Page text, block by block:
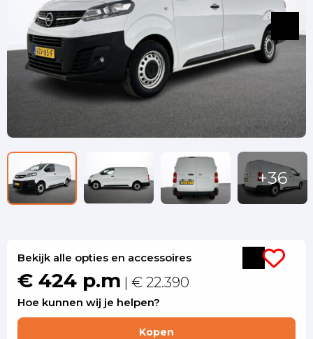
Bekijk alle opties en accessoires
€ 424 p.m | € 22.390
Hoe kunnen wij je helpen?
Kopen